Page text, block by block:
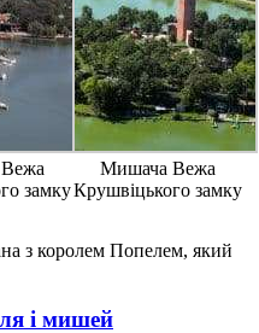
замку
Мишача Вежа
Крушвіцького замку
з королем Попелем, який
і мишей